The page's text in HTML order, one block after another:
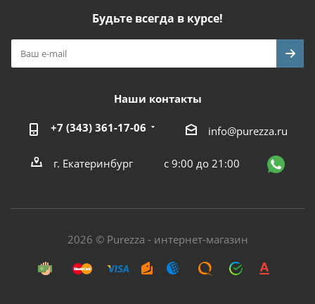
Будьте всегда в курсе!
Наши контакты
+7 (343) 361-17-06 info@purezza.ru
г. Екатеринбург с 9:00 до 21:00
2026 © Purezza - интернет-магазин